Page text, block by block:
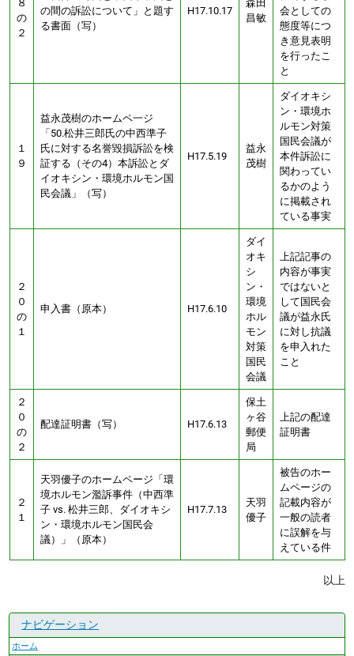
８
の
２
の間の訴訟について」と題す
る書面（写）
H17.10.17
森田
昌敏
会としての
態度等につ
き意見表明
を行ったこ
と
１
９
益永茂樹のホームペ一ジ
「50.松井三郎氏の中西準子
氏に対する名誉毀損訴訟を検
証する（その4）本訴訟とダ
イオキシン・環境ホルモン国
民会議」（写）
H17.5.19
益永
茂樹
ダイオキシ
ン・環境ホ
ルモン対策
国民会議が
本件訴訟に
関わってい
るかのよう
に掲載され
ている事実
２
０
の
１
申入書（原本） H17.6.10
ダイ
オキ
シ
ン・
環境
ホル
モン
対策
国民
会議
上記記事の
内容が事実
ではないと
して国民会
議が益永氏
に対し抗議
を申入れた
こと
２
０
の
２
配達証明書（写） H17.6.13
保土
ヶ谷
郵便
局
上記の配達
証明書
２
１
天羽優子のホームページ「環
境ホルモン濫訴事件（中西準
子 vs. 松井三郎、ダイオキシ
ン・環境ホルモン国民会
議）」（原本）
H17.7.13
天羽
優子
被告のホー
ムページの
記載内容が
一般の読者
に誤解を与
えている件
以上
ナビゲーション
ホーム